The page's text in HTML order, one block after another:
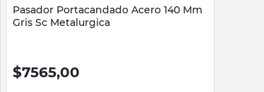
Pasador Portacandado Acero 140 Mm
Gris Sc Metalurgica
$7565,00